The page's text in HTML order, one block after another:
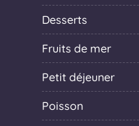
Desserts
Fruits de mer
Petit déjeuner
Poisson